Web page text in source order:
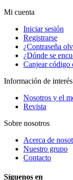
Mi cuenta
Iniciar sesión
Registrarse
¿Contraseña
¿Dónde se
Canjear código
Información de interés
Nosotros y el
Revista
Sobre nosotros
Acerca de
Nuestro grupo
Contacto
Síguenos en